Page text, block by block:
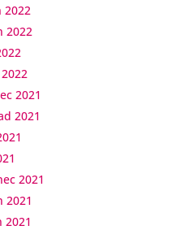
2022
2022
2021
2021
2021
2021
2021